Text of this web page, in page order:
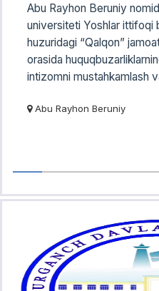
Abu Rayhon Beruniy
universiteti Yoshlar ittifoqi
huzuridagi “Qalqon”
orasida
intizomni mustahkamlash
Abu Rayhon Beruniy